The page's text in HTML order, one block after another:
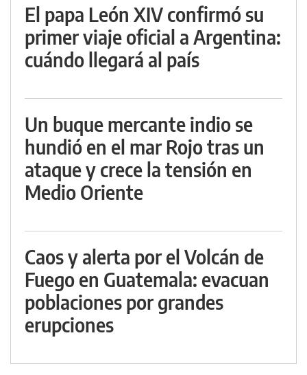
El papa León XIV confirmó su
primer viaje oficial a Argentina:
cuándo llegará al país
Un buque mercante indio se
hundió en el mar Rojo tras un
ataque y crece la tensión en
Medio Oriente
Caos y alerta por el Volcán de
Fuego en Guatemala: evacuan
poblaciones por grandes
erupciones